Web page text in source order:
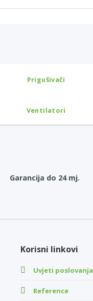
Prigušivači
Ventilatori
Garancija do 24 mj.
Korisni linkovi
Uvjeti poslovanja
Reference